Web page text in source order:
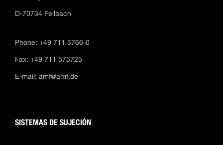
D-70734 Fellbach
Phone: +49 711 5766-0
Fax: +49 711 575725
E-mail: amf@amf.de
SISTEMAS DE SUJECIÓN